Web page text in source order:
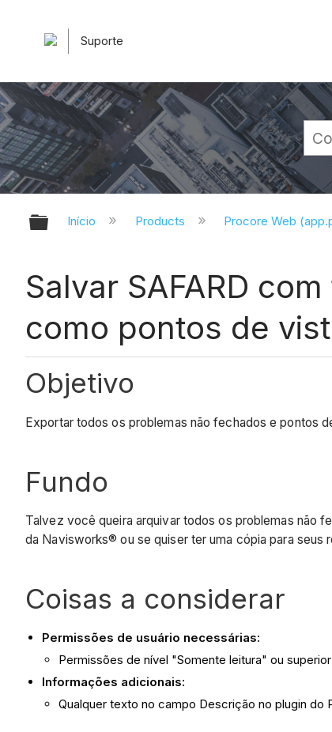
Suporte
Expandir/recolher hierarquia
Início Products Procore Web
Salvar SAFARD
como pontos de
Objetivo
Exportar todos os problemas não fechados e pontos
Fundo
Talvez você queira arquivar todos os problemas não
da Navisworks® ou se quiser ter uma cópia para seus
Coisas a considerar
Permissões de usuário necessárias:
Permissões de nível "Somente leitura" ou
Informações adicionais:
Qualquer texto no campo Descrição no plugin do